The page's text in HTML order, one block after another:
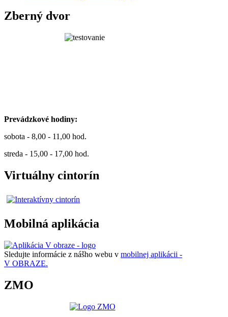
Zberný dvor
Prevádzkové hodiny:
sobota - 8,00 - 11,00 hod.
streda - 15,00 - 17,00 hod.
Virtuálny cintorín
Mobilná aplikácia
Sledujte informácie z nášho webu v mobilnej aplikácii -
V OBRAZE.
ZMO